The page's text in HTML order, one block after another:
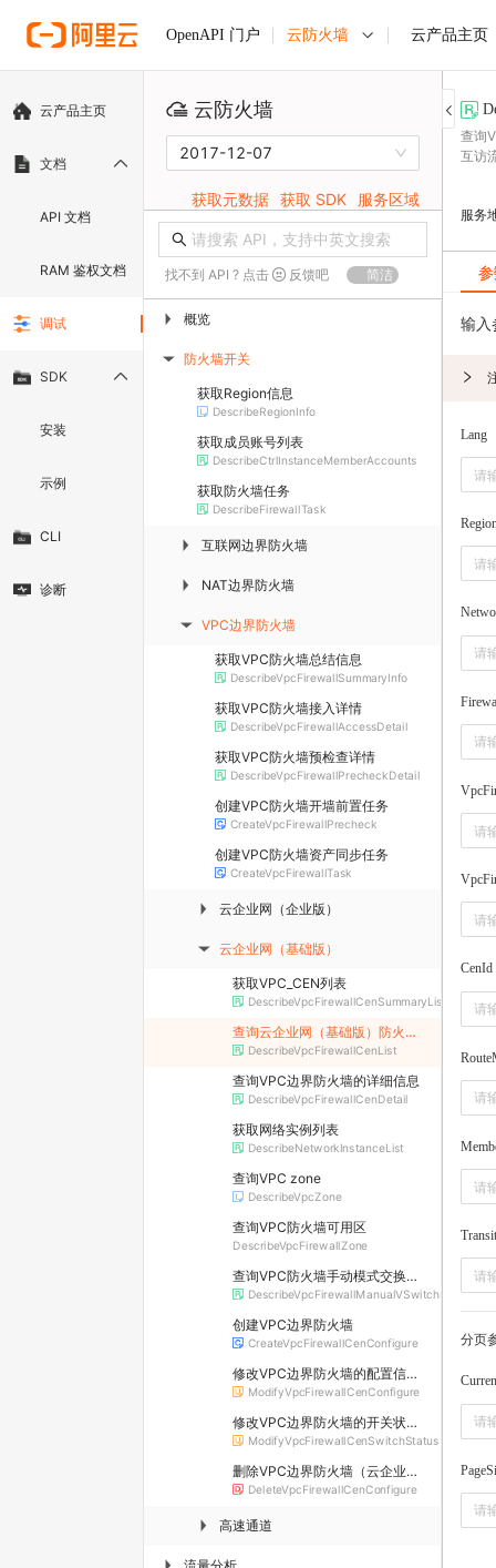
OpenAPI 门户 云防火墙 云产品主页
云产品主页
文档
API 文档
RAM 鉴权文档
调试
SDK
安装
示例
CLI
诊断
云防火墙
2017-12-07
获取元数据 获取 SDK 服务区域
找不到 API ? 点击 反馈吧 简洁
▶ 概览
▶ 防火墙开关
获取Region信息
DescribeRegionInfo
获取成员账号列表
DescribeCtrlInstanceMemberAccounts
获取防火墙任务
DescribeFirewallTask
▶ 互联网边界防火墙
▶ NAT边界防火墙
▶ VPC边界防火墙
获取VPC防火墙总结信息
DescribeVpcFirewallSummaryInfo
获取VPC防火墙接入详情
DescribeVpcFirewallAccessDetail
获取VPC防火墙预检查详情
DescribeVpcFirewallPrecheckDetail
创建VPC防火墙开墙前置任务
CreateVpcFirewallPrecheck
创建VPC防火墙资产同步任务
CreateVpcFirewallTask
▶ 云企业网（企业版）
▶ 云企业网（基础版）
获取VPC_CEN列表
DescribeVpcFirewallCenSummaryList
查询云企业网（基础版）防火墙列表
DescribeVpcFirewallCenList
查询VPC边界防火墙的详细信息
DescribeVpcFirewallCenDetail
获取网络实例列表
DescribeNetworkInstanceList
查询VPC zone
DescribeVpcZone
查询VPC防火墙可用区
DescribeVpcFirewallZone
查询VPC防火墙手动模式交换机列表
DescribeVpcFirewallManualVSwitchList
创建VPC边界防火墙
CreateVpcFirewallCenConfigure
修改VPC边界防火墙的配置信息（云企业网）
ModifyVpcFirewallCenConfigure
修改VPC边界防火墙的开关状态（云企业网）
ModifyVpcFirewallCenSwitchStatus
删除VPC边界防火墙（云企业网）
DeleteVpcFirewallCenConfigure
▶ 高速通道
查询
互访
服务
输入
Lang
CenId
分页